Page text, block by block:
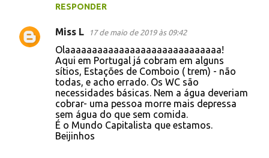
RESPONDER
Miss L 17 de maio de 2019 às 09:42
Olaaaaaaaaaaaaaaaaaaaaaaaaaaaaa!
Aqui em Portugal já cobram em alguns
sítios, Estações de Comboio ( trem) - não
todas, e acho errado. Os WC são
necessidades básicas. Nem a água deveriam
cobrar- uma pessoa morre mais depressa
sem água do que sem comida.
É o Mundo Capitalista que estamos.
Beijinhos